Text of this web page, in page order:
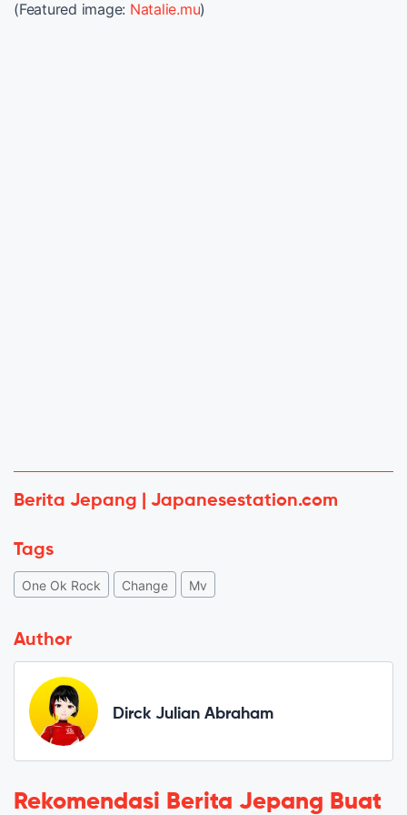
(Featured image: Natalie.mu)
Berita Jepang | Japanesestation.com
Tags
One Ok Rock Change Mv
Author
Dirck Julian Abraham
Rekomendasi Berita Jepang Buat